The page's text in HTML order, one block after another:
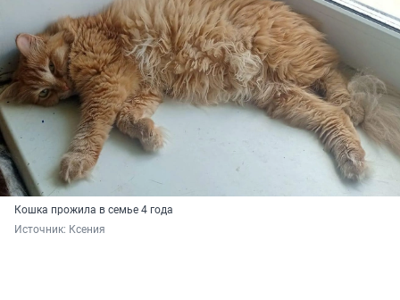
Кошка прожила в семье 4 года
Источник: Ксения